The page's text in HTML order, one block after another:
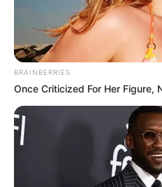
COMPARTIR
ALERTA
TEMAS RELACIONADOS
CANCIONES
BRAINBERRIES
Once Criticized For Her Figure,